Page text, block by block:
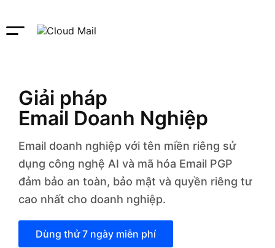
Giải pháp
Email Doanh Nghiệp
Email doanh nghiệp với tên miền riêng sử
dụng công nghệ AI và mã hóa Email PGP
đảm bảo an toàn, bảo mật và quyền riêng tư
cao nhất cho doanh nghiệp.
Dùng thử 7 ngày miễn phí